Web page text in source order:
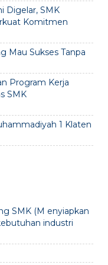
Digelar, SMK
Komitmen
Mau Sukses Tanpa
Program Kerja
SMK
1 Klaten
SMK (M enyiapkan
industri